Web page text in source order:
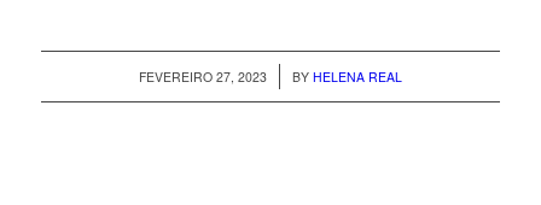
FEVEREIRO 27, 2023
/ BY HELENA REAL